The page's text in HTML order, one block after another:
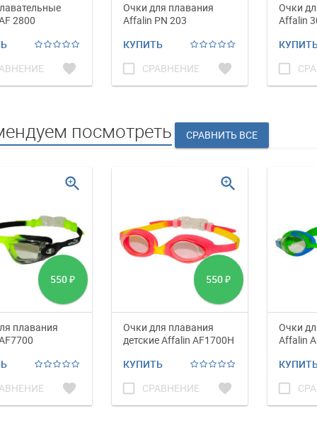
2800
favorite
Очки для плавания
Affalin PN 203
КУПИТЬ
check_box_outline_blank СРАВНЕНИЕ favorite
Очки
Affalin
check_box_outline_blank
посмотреть
550 ₽
плавания
favorite
zoom_in
550 ₽
Очки для плавания
детские Affalin AF1700H
КУПИТЬ
check_box_outline_blank СРАВНЕНИЕ favorite
zoom_in
Очки
Affalin
check_box_outline_blank